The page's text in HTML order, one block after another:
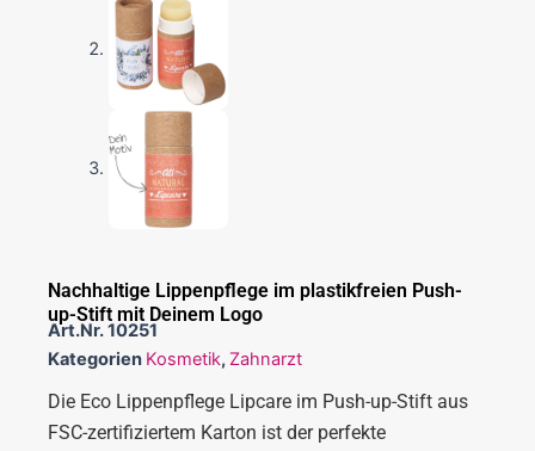
Nachhaltige Lippenpflege im plastikfreien Push-
up-Stift mit Deinem Logo
Art.Nr.10251
Kategorien Kosmetik, Zahnarzt
Die Eco Lippenpflege Lipcare im Push-up-Stift aus
FSC-zertifiziertem Karton ist der perfekte